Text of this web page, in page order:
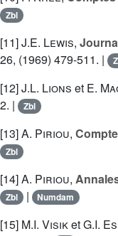
Zbl
[11]J.E. Lewis,
26, (1969) 479-511. |
[12]J.L. Lions et E.
2. |
Zbl
[13]A. Piriou,
Zbl
[14]A. Piriou,
Zbl | Numdam
[15] M.I. VisiketG.I.